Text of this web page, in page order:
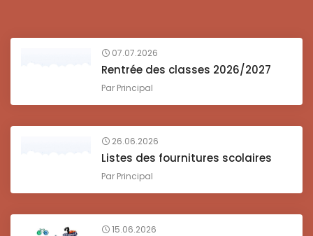
07.07.2026
Rentrée des classes 2026/2027
Par Principal
26.06.2026
Listes des fournitures scolaires
Par Principal
15.06.2026